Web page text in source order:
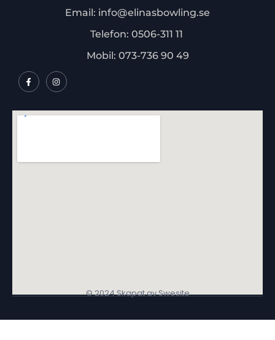
Email: info@elinasbowling.se
Telefon: 0506-311 11
Mobil: 073-736 90 49
© 2024 Skapat av Swesite